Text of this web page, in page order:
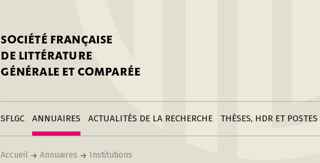
SOCIÉTÉ FRANÇAISE
DE LITTÉRATURE
GÉNÉRALE ET COMPARÉE
SFLGC
Adhérer à la SFLGC
Publier sur ce site
LiensANNUAIRES
Créer une fiche
annuaire
Modifier sa fiche
annuaire
Créer une fiche
institutionACTUALITÉS DE LA RECHERCHE
Divers
Soumettre une
annonce
THÈSES, HDR ET POSTES
Postes
Accueil Annuaires Institutions